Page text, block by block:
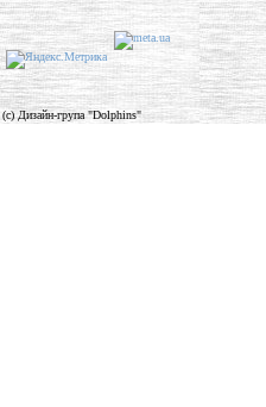
(c) Дизайн-група "Dolphins"